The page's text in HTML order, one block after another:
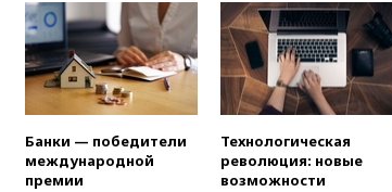
Банки — победители
международной
премии
Технологическая
революция: новые
возможности